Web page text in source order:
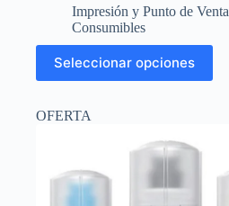
precio
original
era:
$11.34.
precio
actual
es:
$10.50.
Impresión y Punto de Venta
Consumibles
Seleccionar opciones
Este
producto
tiene
variantes.
pueden
elegir
OFERTA